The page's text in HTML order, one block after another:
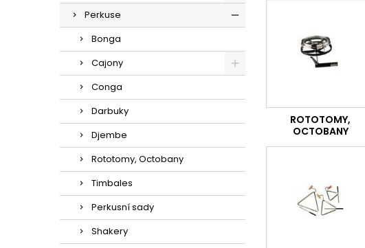
Perkuse
Bonga
Cajony
Conga
Darbuky
Djembe
Rototomy, Octobany
Timbales
Perkusní sady
Shakery
ROTOTOMY,
OCTOBANY